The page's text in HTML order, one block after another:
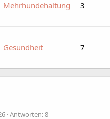
Mehrhundehaltung 3
Gesundheit 7
Antworten: 8